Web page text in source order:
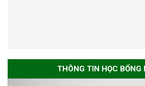
THÔNG TIN HỌC BỔNG